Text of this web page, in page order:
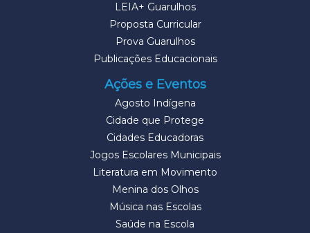
LEIA+ Guarulhos
Proposta Curricular
Prova Guarulhos
Publicações Educacionais
Ações e Eventos
Agosto Indígena
Cidade que Protege
Cidades Educadoras
Jogos Escolares Municipais
Literatura em Movimento
Menina dos Olhos
Música nas Escolas
Saúde na Escola